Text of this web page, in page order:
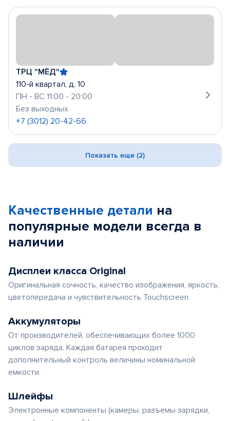
ТРЦ "МЁД"
110-й квартал, д. 10
ПН - ВС 11:00 - 20:00
Без выходных
+7 (3012) 20-42-66
Показать еще (2)
Качественные детали на
популярные модели всегда в
наличии
Дисплеи класса Original
Оригинальная сочность, качество изображения, яркость,
цветопередача и чувствительность Touchscreen
Аккумуляторы
От производителей, обеспечивающих более 1000
циклов заряда. Каждая батарея проходит
дополнительный контроль величины номинальной
емкости
Шлейфы
Электронные компоненты (камеры, разъемы зарядки,